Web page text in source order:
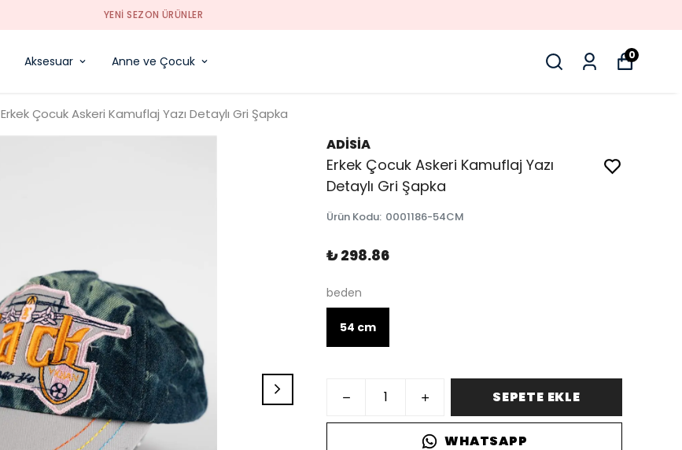
YENI SEZON ÜRÜNLER
Aksesuar Anne ve Çocuk 0
Erkek Çocuk Askeri Kamuflaj Yazı Detaylı Gri Şapka
ADİSİA
Erkek Çocuk Askeri Kamuflaj Yazı
Detaylı Gri Şapka
Ürün Kodu: 0001186-54CM
₺ 298.86
beden
54 cm
SEPETE EKLE
WHATSAPP